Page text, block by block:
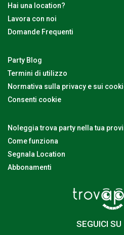
Hai una location?
Lavora con noi
Domande Frequenti
Party Blog
Termini di utilizzo
Normativa sulla privacy e sui
Consenti cookie
Noleggia trova party nella tua
Come funziona
Segnala Location
Abbonamenti
SEGUICI SU